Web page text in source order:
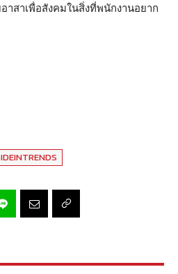
าสาเพื่อสังคมในสิ่งที่พนักงานอยาก